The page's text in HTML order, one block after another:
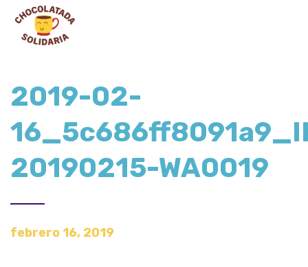
2019-02-
20190215-WA0019
febrero 16, 2019